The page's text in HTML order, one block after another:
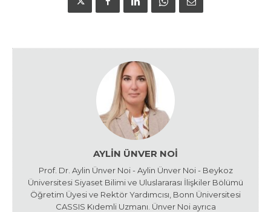
AYLIN ÜNVER NOI
Prof. Dr. Aylin Ünver Noi - Aylin Ünver Noi - Beykoz
Üniversitesi Siyaset Bilimi ve Uluslararası İlişkiler Bölümü
Öğretim Üyesi ve Rektör Yardımcısı, Bonn Üniversitesi
CASSIS Kıdemli Uzmanı. Ünver Noi ayrıca